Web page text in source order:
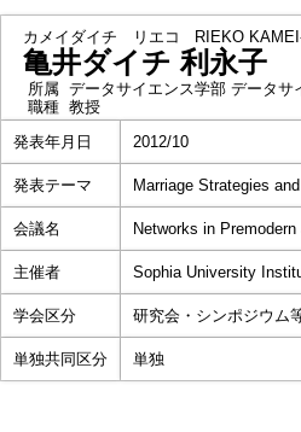
カメイダイチ リエコ RIEKO
亀井ダイチ 利永子
所属 データサイエンス学部 データサ
職種 教授
発表年月日
2012/10
発表テーマ Marriage Strategies
会議名 Networks in
主催者 Sophia University
学会区分 研究会・シンポジウム
単独共同区分 単独